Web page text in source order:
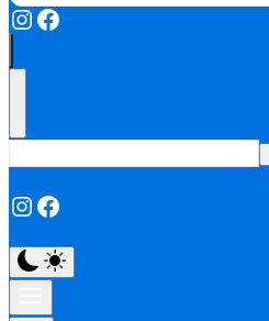
Instagram
Facebook
Instagram
Facebook